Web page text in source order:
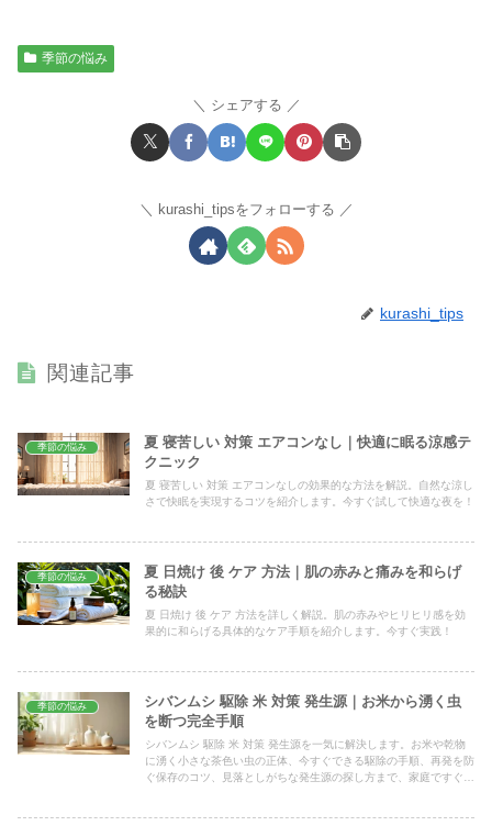
季節の悩み
シェアする
kurashi_tipsをフォローする
kurashi_tips
関連記事
季節の悩み
夏 寝苦しい 対策 エアコンなし｜快適に眠る涼感テ
クニック
夏 寝苦しい 対策 エアコンなしの効果的な方法を解説。自然な涼し
さで快眠を実現するコツを紹介します。今すぐ試して快適な夜を！
季節の悩み
夏 日焼け 後 ケア 方法｜肌の赤みと痛みを和らげ
る秘訣
夏 日焼け 後 ケア 方法を詳しく解説。肌の赤みやヒリヒリ感を効
果的に和らげる具体的なケア手順を紹介します。今すぐ実践！
季節の悩み
シバンムシ 駆除 米 対策 発生源｜お米から湧く虫
を断つ完全手順
シバンムシ 駆除 米 対策 発生源を一気に解決します。お米や乾物
に湧く小さな茶色い虫の正体、今すぐできる駆除の手順、再発を防
ぐ保存のコツ、見落としがちな発生源の探し方まで、家庭ですぐ試